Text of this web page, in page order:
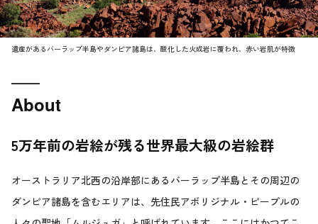
遺産があるバーラップ半島やダンピア諸島は、酸化した火成岩に覆われ、赤い岩肌が特徴
About
5万年前の岩絵が残る世界最大級の岩絵群
オーストラリア北西の沿岸部にあるバーラップ半島とその周辺の
ダンピア諸島を含むエリアは、先住民アボリジナル・ピープルの